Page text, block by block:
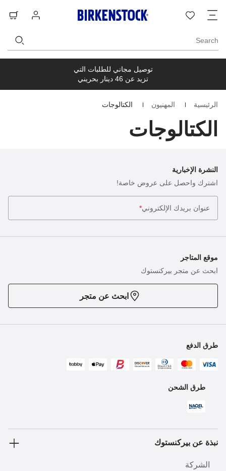
الدخول
Search
توصيل مجاني للطلبات التي
تزيد عن 46 دينار بحريني
Homepage الرئيسية المهنيون الكتالوجات
الكتالوجات
النشرة الإخبارية
اشترك واحصل على عروض خاصة!
عنوان بريدك الإلكتروني*
موقع المتاجر
ابحث عن متجر بيركنستوك
ابحث عن متجر
طرق الدفع
طرق الشحن
نبذة عن بيركنستوك
الشركة